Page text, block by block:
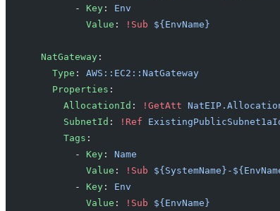
        -
Key : Env
          Value
: !Sub ${EnvName}
  NatGateway
:
    Type
: AWS::EC2::NatGateway
    Properties
:
      AllocationId
: !GetAtt
      SubnetId
: !Ref
      Tags
:
        -
Key : Name
          Value
: !Sub ${SystemName}-
        -
Key : Env
          Value
: !Sub ${EnvName}